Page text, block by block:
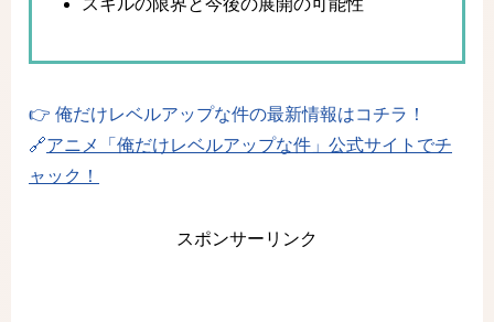
スキルの限界と今後の展開の可能性
👉 俺だけレベルアップな件の最新情報はコチラ！
🔗アニメ「俺だけレベルアップな件」公式サイトでチ
ャック！
スポンサーリンク